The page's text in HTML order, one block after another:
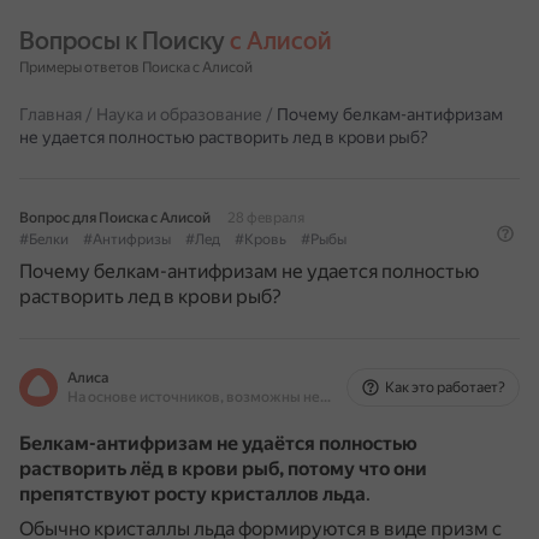
Вопросы к Поиску с Алисой
Примеры ответов Поиска с Алисой
Главная / Наука и образование / Почему белкам-антифризам
не удается полностью растворить лед в крови рыб?
Вопрос для Поиска с Алисой
28 февраля
#Белки
#Антифризы #Лед #Кровь #Рыбы
Почему белкам-антифризам не удается полностью
растворить лед в крови рыб?
Алиса
На основе источников, возможны неточности
Как это работает?
Белкам-антифризам не удаётся полностью
растворить лёд в крови рыб, потому что они
препятствуют росту кристаллов льда.
Обычно кристаллы льда формируются в виде призм с